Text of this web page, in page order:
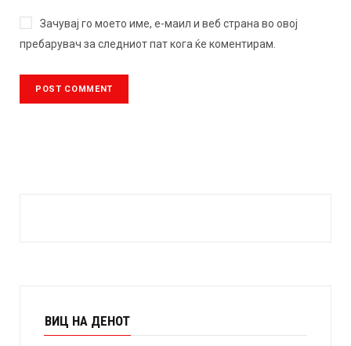
Зачувај го моето име, е-маил и веб страна во овој
пребарувач за следниот пат кога ќе коментирам.
ВИЦ НА ДЕНОТ